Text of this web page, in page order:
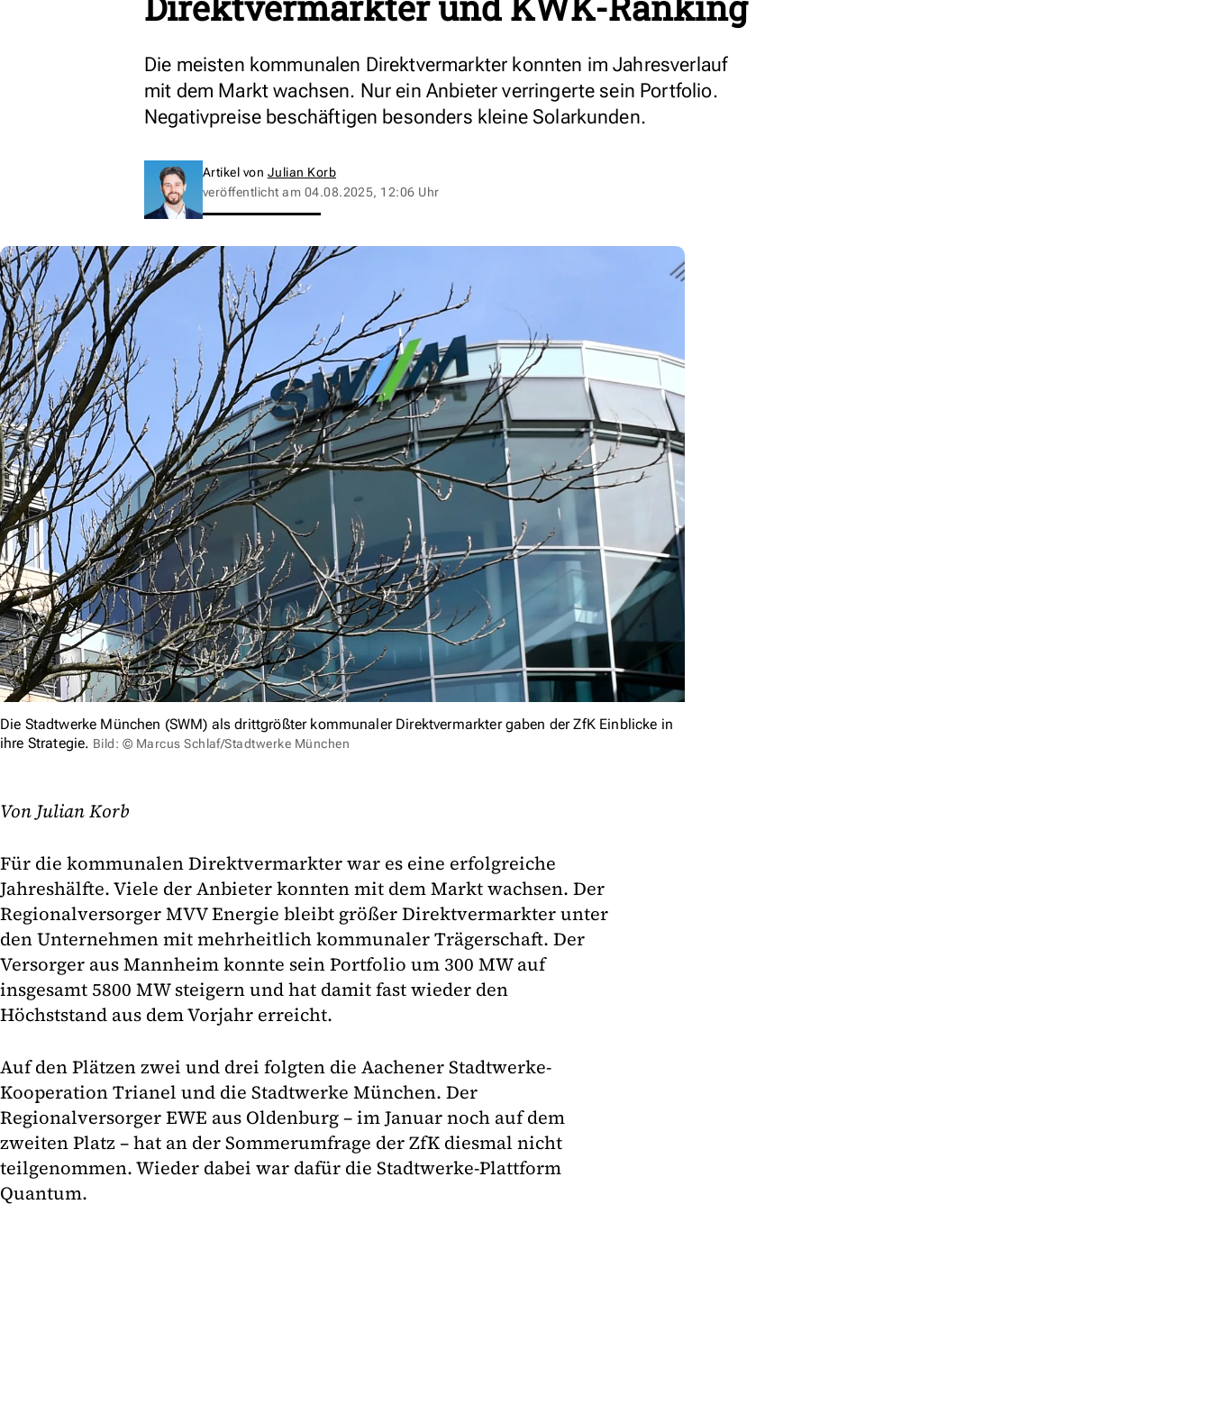
Die meisten kommunalen Direktvermarkter konnten im Jahresverlauf
mit dem Markt wachsen. Nur ein Anbieter verringerte sein Portfolio.
Negativpreise beschäftigen besonders kleine Solarkunden.
Artikel von Julian Korb
veröffentlicht am 04.08.2025, 12:06 Uhr
Die Stadtwerke München (SWM) als drittgrößter kommunaler Direktvermarkter gaben der ZfK Einblicke in
ihre Strategie. Bild: © Marcus Schlaf/Stadtwerke München
Von Julian Korb
Für die kommunalen Direktvermarkter war es eine erfolgreiche
Jahreshälfte. Viele der Anbieter konnten mit dem Markt wachsen. Der
Regionalversorger MVV Energie bleibt größer Direktvermarkter unter
den Unternehmen mit mehrheitlich kommunaler Trägerschaft. Der
Versorger aus Mannheim konnte sein Portfolio um 300 MW auf
insgesamt 5800 MW steigern und hat damit fast wieder den
Höchststand aus dem Vorjahr erreicht.
Auf den Plätzen zwei und drei folgten die Aachener Stadtwerke-
Kooperation Trianel und die Stadtwerke München. Der
Regionalversorger EWE aus Oldenburg – im Januar noch auf dem
zweiten Platz – hat an der Sommerumfrage der ZfK diesmal nicht
teilgenommen. Wieder dabei war dafür die Stadtwerke-Plattform
Quantum.